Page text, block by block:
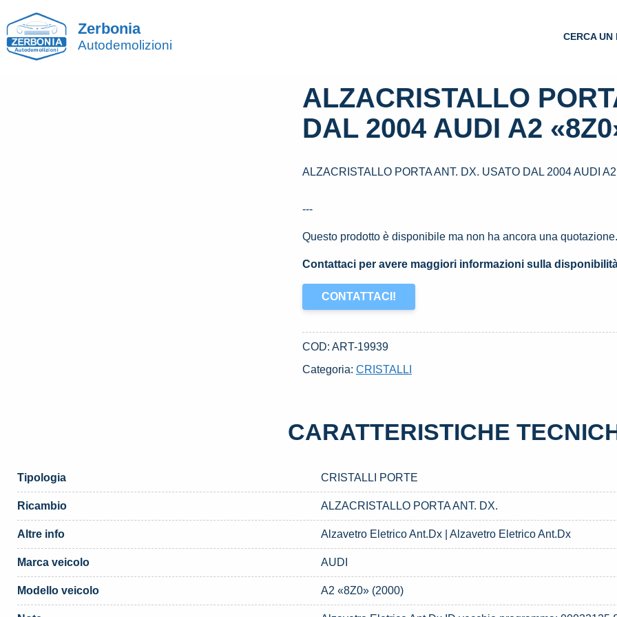
Zerbonia
Autodemolizioni
CERCA UN
ALZACRISTALLO
DAL 2004 AUDI A2
ALZACRISTALLO PORTA ANT. DX. USATO DAL 2004 AUDI
---
Questo prodotto è disponibile ma non ha ancora una
Contattaci per avere maggiori informazioni sulla
CONTATTACI!
COD:ART-19939
Categoria:CRISTALLI
CARATTERISTICHE
Tipologia CRISTALLI PORTE
Ricambio ALZACRISTALLO PORTA ANT. DX.
Altre info Alzavetro Eletrico Ant.Dx | Alzavetro Eletrico Ant.Dx
Marca veicolo AUDI
Modello veicolo A2 «8Z0» (2000)